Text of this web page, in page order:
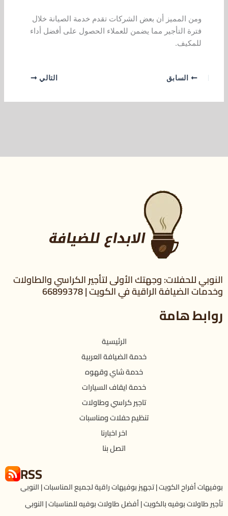
ومن المميز أن بعض الشركات تقدم خدمة الصيانة خلال
فترة التأجير مما يضمن للعملاء الحصول على أفضل أداء
للمكيف.
السابق التالي
النوبي للحفلات: وجهتك الأولى لتأجير الكراسي والطاولات
وخدمات الضيافة الراقية في الكويت | 66899378
روابط هامة
الرئيسية
خدمة الضيافة العربية
خدمة شاي وقهوه
خدمة ايقاف السيارات
تاجير كراسي وطاولات
تنظيم حفلات ومناسبات
اخر اخبارنا
اتصل بنا
RSS
بوفيهات أفراح الكويت | تجهيز بوفيهات راقية لجميع المناسبات | النوبي
تأجير طاولات بوفيه بالكويت | أفضل طاولات بوفيه للمناسبات | النوبي